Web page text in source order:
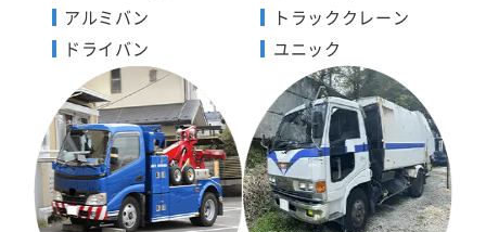
アルミバン
ドライバン
トラッククレーン
ユニック